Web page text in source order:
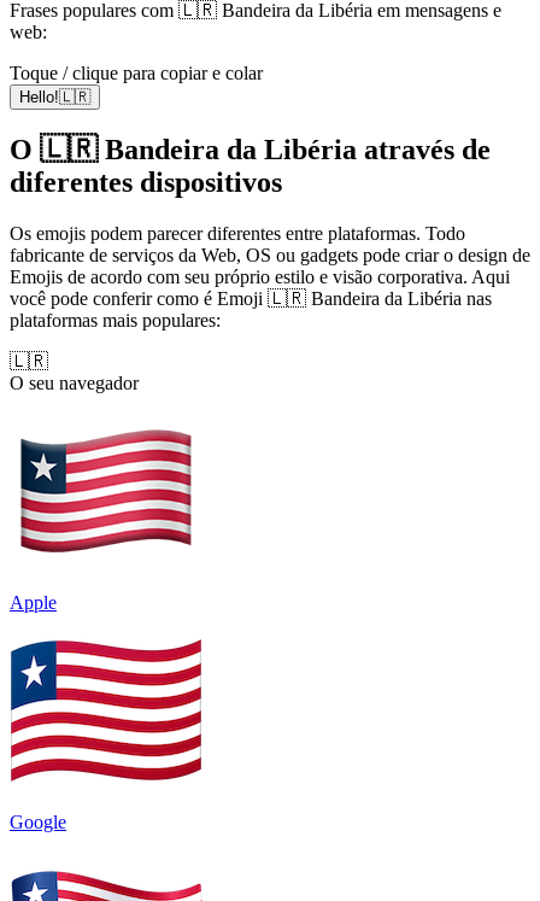
Frases populares com 🇱🇷 Bandeira da Libéria em mensagens e
web:
Toque / clique para copiar e colar
Hello!🇱🇷
O 🇱🇷 Bandeira da Libéria através de
diferentes dispositivos
Os emojis podem parecer diferentes entre plataformas. Todo
fabricante de serviços da Web, OS ou gadgets pode criar o design de
Emojis de acordo com seu próprio estilo e visão corporativa. Aqui
você pode conferir como é Emoji 🇱🇷 Bandeira da Libéria nas
plataformas mais populares:
🇱🇷
O seu navegador
Apple
Google